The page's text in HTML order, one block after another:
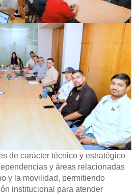
de carácter técnico y estratégico
y áreas relacionadas
y la movilidad, permitiendo
institucional para atender